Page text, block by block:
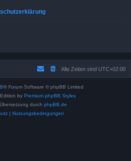
Alle Zeiten sind UTC+02:00
® Forum Software © phpBB Limited
by Premium phpBB Styles
durch phpBB.de
| Nutzungsbedingungen